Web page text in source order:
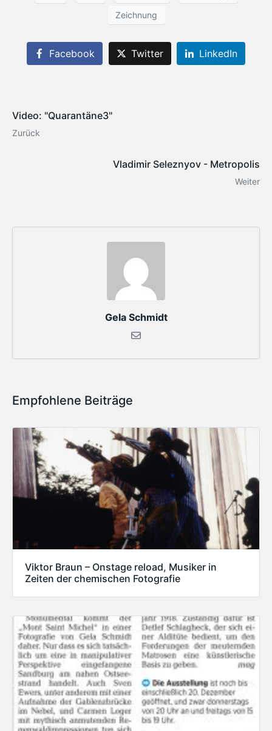
Zeichnung
Facebook Twitter LinkedIn
Video: "Quarantäne3"
Zurück
Vladimir Seleznyov - Metropolis
Weiter
Gela Schmidt
Empfohlene Beiträge
Viktor Braun – Onstage reload, Musiker in
Zeiten der chemischen Fotografie